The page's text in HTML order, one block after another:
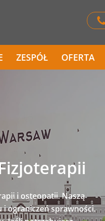
ZESPÓŁ OFERTA
i osteopatii. Naszą
i ograniczeń sprawności.